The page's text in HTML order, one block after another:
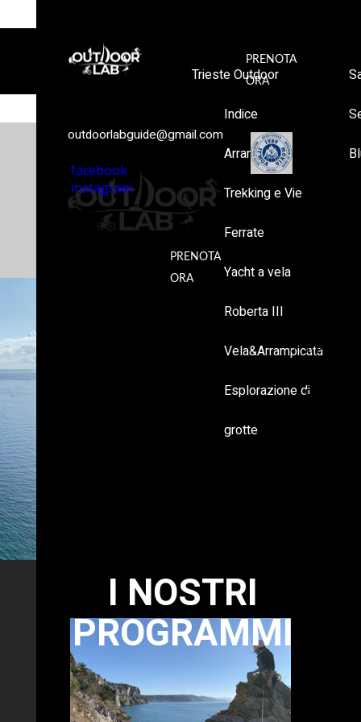
Trieste Outdoor
Indice
Arrampicata
Trekking e Vie
Ferrate
Yacht a vela
Roberta III
Vela&Arrampicata
Esplorazione di
grotte
PRENOTA
ORA
outdoorlabguide@gmail.com
Trekking
Ferrate
PRENOTA
ORA
facebook
instagram
I NOSTRI
PROGRAMMI